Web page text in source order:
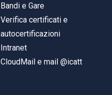
Bandi e Gare
Verifica certificati e
autocertificazioni
Intranet
CloudMail e mail @icatt